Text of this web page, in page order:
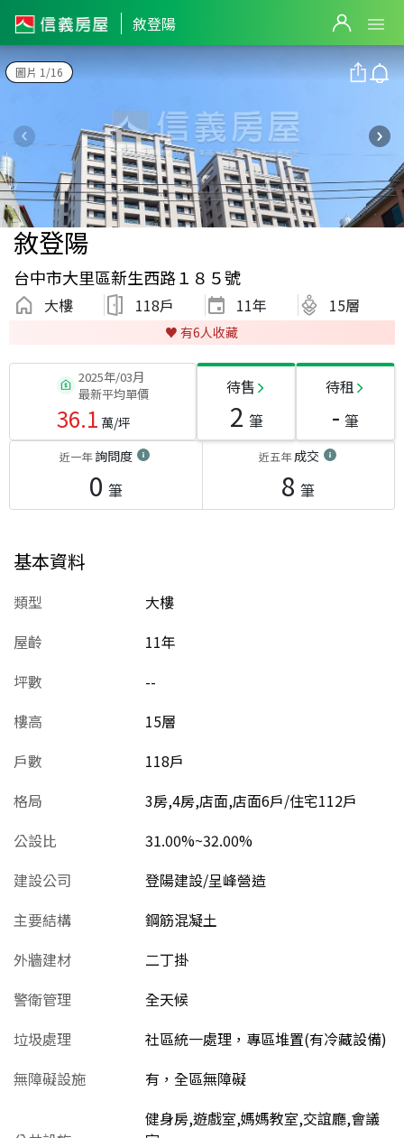
敘登陽
圖片 1/16
敘登陽
台中市大里區新生西路１８５號
大樓 118戶 11年 15層
♥️ 有6人收藏
2025年/03月
最新平均單價
36.1 萬/坪
待售
2 筆
待租
- 筆
近一年詢問度
0 筆
近五年成交
8 筆
基本資料
類型
大樓
屋齡
11年
坪數
--
樓高
15層
戶數
118戶
格局
3房,4房,店面,店面6戶/住宅112戶
公設比
31.00%~32.00%
建設公司
登陽建設/呈峰營造
主要結構
鋼筋混凝土
外牆建材
二丁掛
警衛管理
全天候
垃圾處理
社區統一處理，專區堆置(有冷藏設備)
無障礙設施
有，全區無障礙
健身房,遊戲室,媽媽教室,交誼廳,會議